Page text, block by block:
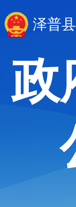
泽普
政